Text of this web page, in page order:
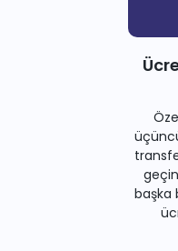
başka